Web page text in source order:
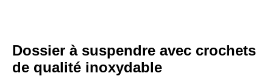
Dossier à suspendre avec crochets
de qualité inoxydable